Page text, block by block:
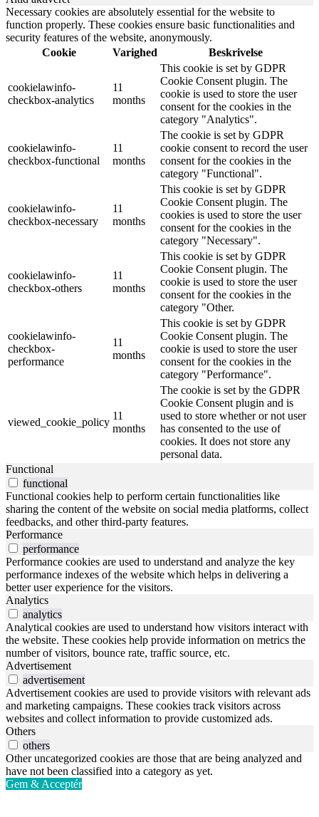
Necessary cookies are absolutely essential for the website to
function properly. These cookies ensure basic functionalities and
security features of the website, anonymously.
Cookie
Varighed Beskrivelse
cookielawinfo-
checkbox-analytics
11
months
This cookie is set by GDPR
Cookie Consent plugin. The
cookie is used to store the user
consent for the cookies in the
category "Analytics".
cookielawinfo-
checkbox-functional
11
months
The cookie is set by GDPR
cookie consent to record the user
consent for the cookies in the
category "Functional".
cookielawinfo-
checkbox-necessary
11
months
This cookie is set by GDPR
Cookie Consent plugin. The
cookies is used to store the user
consent for the cookies in the
category "Necessary".
cookielawinfo-
checkbox-others
11
months
This cookie is set by GDPR
Cookie Consent plugin. The
cookie is used to store the user
consent for the cookies in the
category "Other.
cookielawinfo-
checkbox-
performance
11
months
This cookie is set by GDPR
Cookie Consent plugin. The
cookie is used to store the user
consent for the cookies in the
category "Performance".
viewed_cookie_policy
11
months
The cookie is set by the GDPR
Cookie Consent plugin and is
used to store whether or not user
has consented to the use of
cookies. It does not store any
personal data.
Functional
functional
Functional cookies help to perform certain functionalities like
sharing the content of the website on social media platforms, collect
feedbacks, and other third-party features.
Performance
performance
Performance cookies are used to understand and analyze the key
performance indexes of the website which helps in delivering a
better user experience for the visitors.
Analytics
analytics
Analytical cookies are used to understand how visitors interact with
the website. These cookies help provide information on metrics the
number of visitors, bounce rate, traffic source, etc.
Advertisement
advertisement
Advertisement cookies are used to provide visitors with relevant ads
and marketing campaigns. These cookies track visitors across
websites and collect information to provide customized ads.
Others
others
Other uncategorized cookies are those that are being analyzed and
have not been classified into a category as yet.
Gem & Acceptér